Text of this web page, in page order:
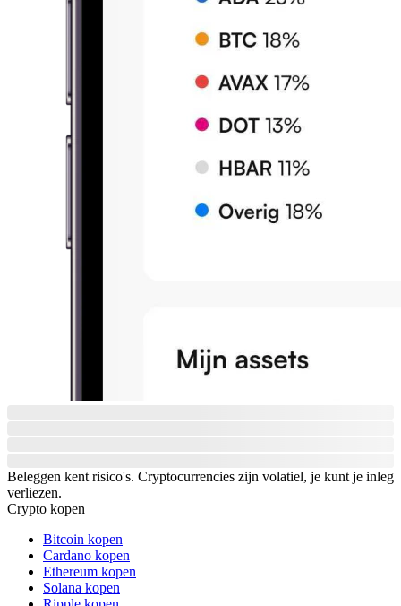
Beleggen kent risico's. Cryptocurrencies zijn volatiel, je kunt je inleg
verliezen.
Crypto kopen
Bitcoin kopen
Cardano kopen
Ethereum kopen
Solana kopen